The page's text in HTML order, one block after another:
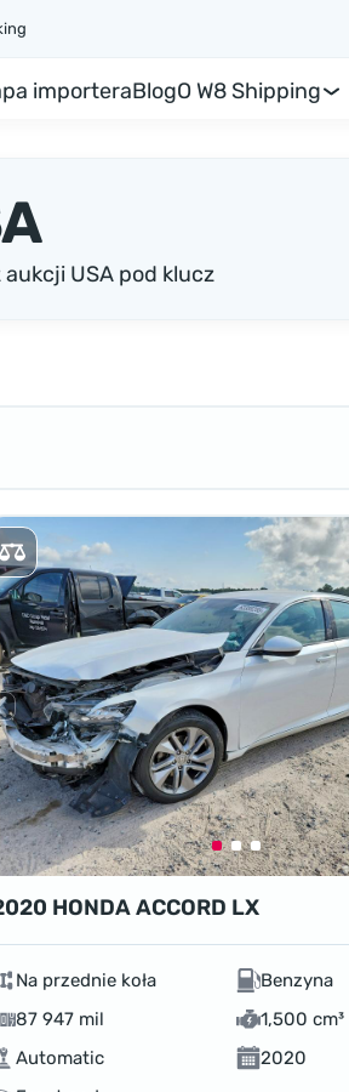
importeraBlogO W8 Shipping
USA pod klucz
HONDA ACCORD LX
Na przednie koła
Benzyna
87 947 mil
1,500 cm³
Automatic
2020